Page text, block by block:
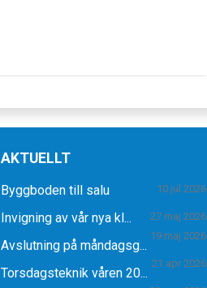
AKTUELLT
Byggboden till salu 10 jul 2026
27 maj 2026
Invigning av vår nya kl...
19 maj 2026
Avslutning på måndagsg...
21 apr 2026
Torsdagsteknik våren 20...